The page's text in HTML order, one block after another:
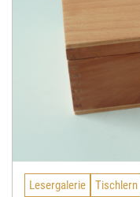
Lesergalerie Tischlern